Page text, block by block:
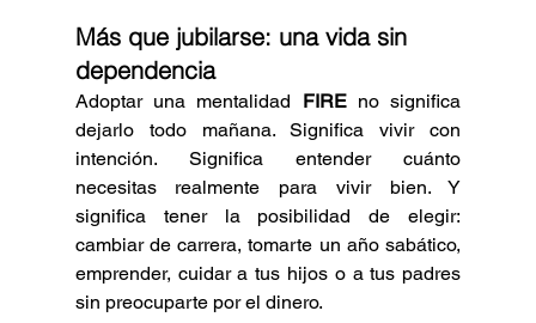
Más que jubilarse: una vida sin
dependencia
Adoptar una mentalidad FIRE no significa
dejarlo todo mañana. Significa vivir con
intención. Significa entender cuánto
necesitas realmente para vivir bien. Y
significa tener la posibilidad de elegir:
cambiar de carrera, tomarte un año sabático,
emprender, cuidar a tus hijos o a tus padres
sin preocuparte por el dinero.